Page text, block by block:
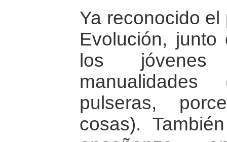
Ya reconocido
Evolución,
los jóvenes
manualidades
pulseras,
cosas).